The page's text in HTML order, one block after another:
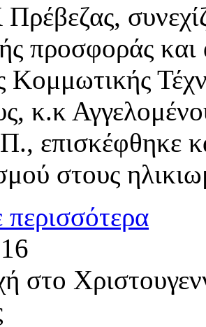
προσφοράς
Κομμωτικής
κ.κ
επισκέφθηκε
στους
περισσότερα
στο